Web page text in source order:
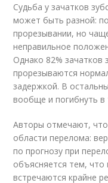
Судьба у зачатков
может быть разной:
прорезывании, но
неправильное
Однако 82%
прорезываются
задержкой. В
вообще и погибнуть
Авторы отмечают,
области перелома:
по прогнозу при
объясняется тем,
встречаются крайне